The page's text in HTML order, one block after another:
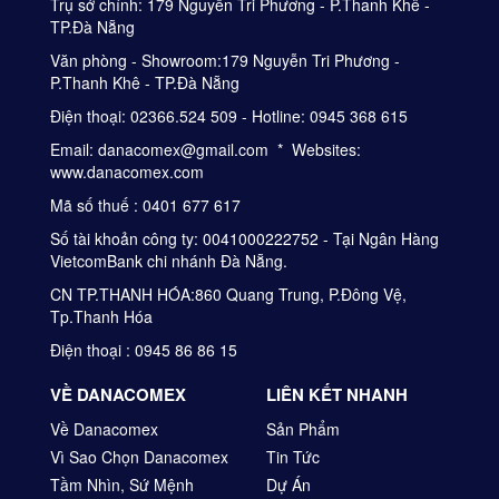
Trụ sở chính: 179 Nguyễn Tri Phương - P.Thanh Khê -
TP.Đà Nẵng
Văn phòng - Showroom:179 Nguyễn Tri Phương -
P.Thanh Khê - TP.Đà Nẵng
Điện thoại: 02366.524 509 - Hotline: 0945 368 615
Email: danacomex@gmail.com * Websites:
www.danacomex.com
Mã số thuế : 0401 677 617
Số tài khoản công ty: 0041000222752 - Tại Ngân Hàng
VietcomBank chi nhánh Đà Nẵng.
CN TP.THANH HÓA:860 Quang Trung, P.Đông Vệ,
Tp.Thanh Hóa
Điện thoại : 0945 86 86 15
VỀ DANACOMEX
Về Danacomex
Vì Sao Chọn Danacomex
Tầm Nhìn, Sứ Mệnh
LIÊN KẾT NHANH
Sản Phẩm
Tin Tức
Dự Án